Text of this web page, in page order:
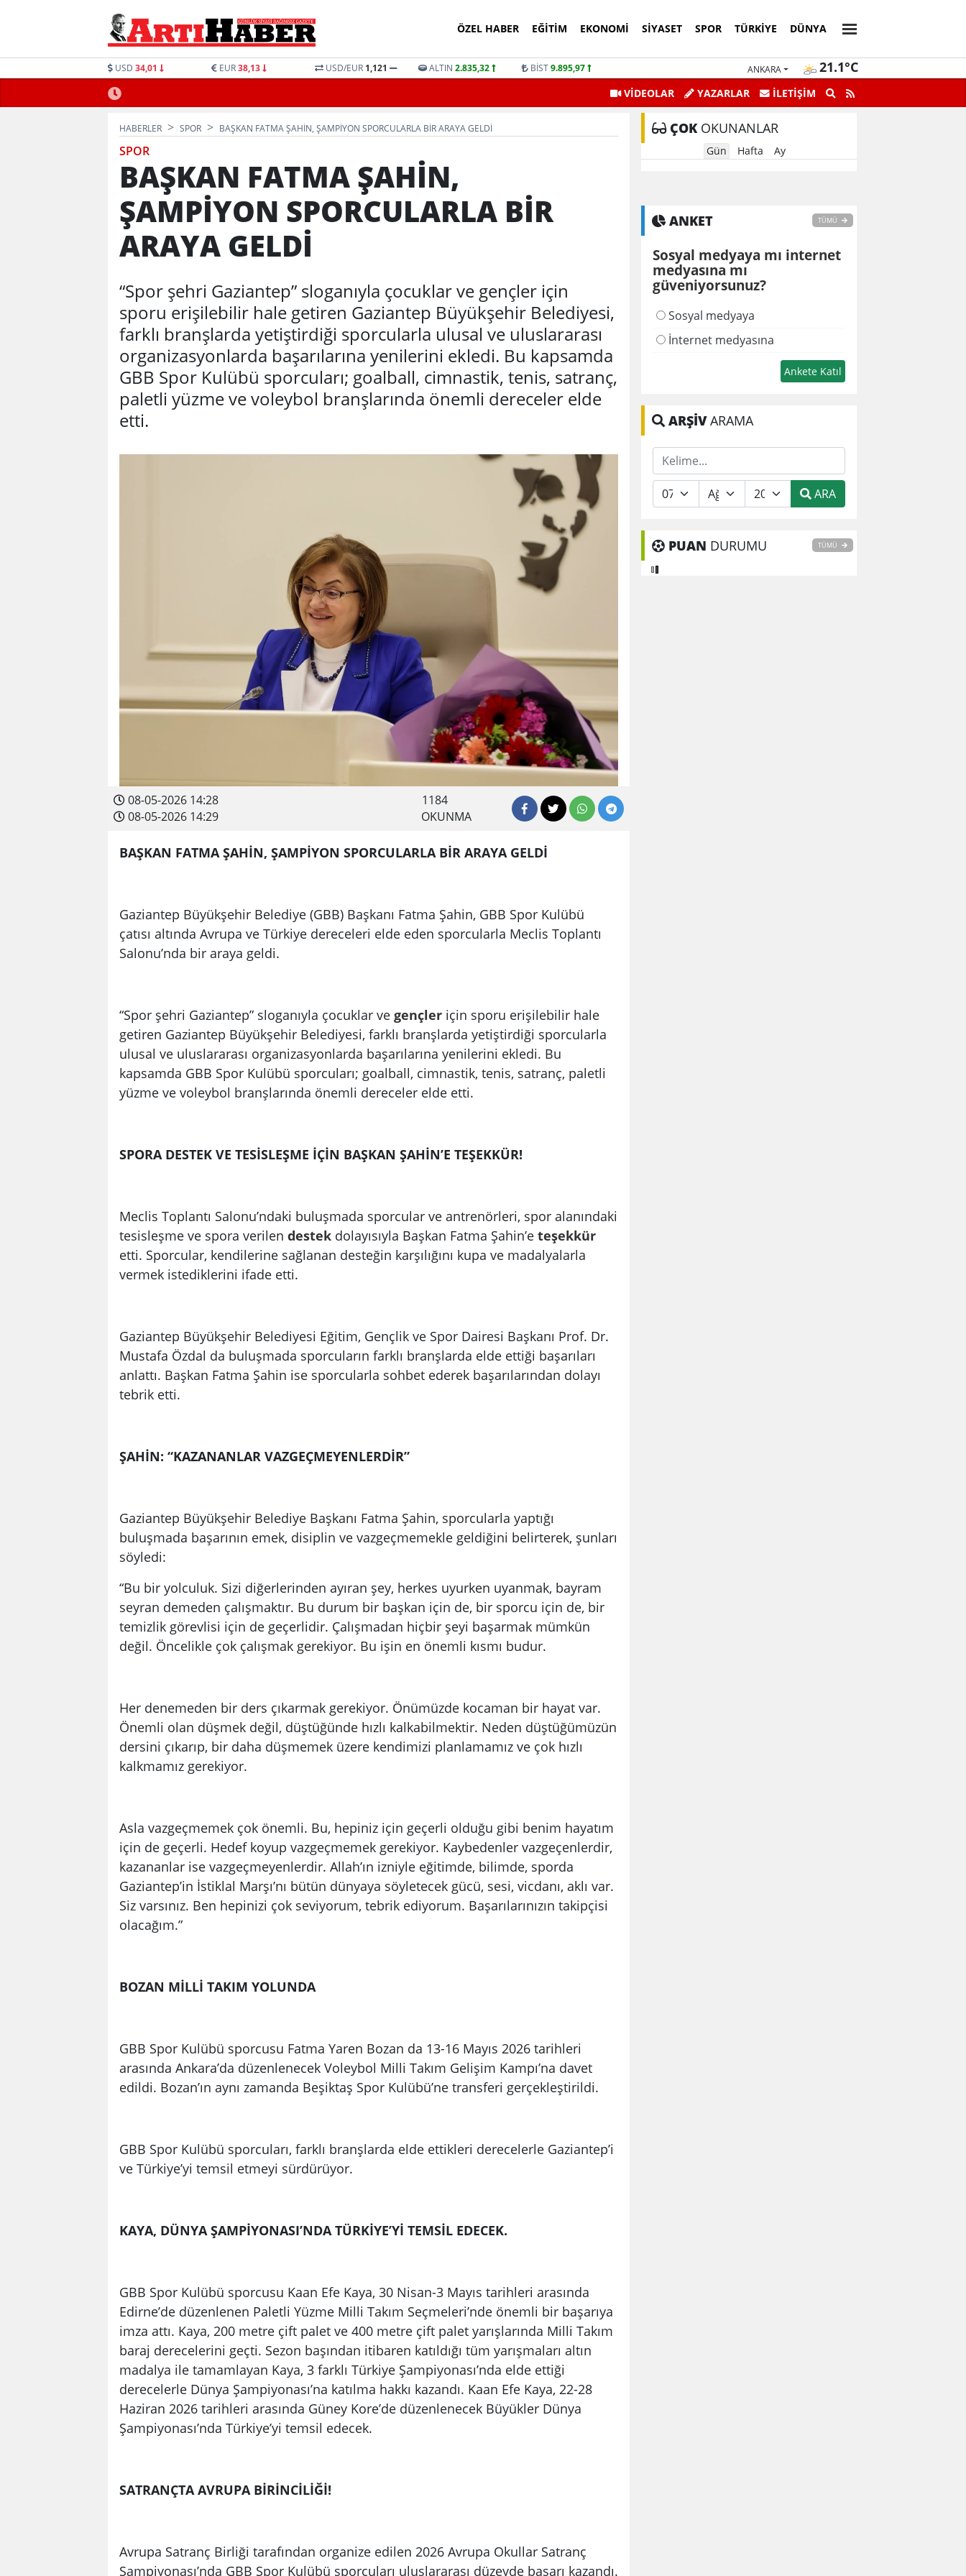
ÖZEL HABER EĞITIM EKONOMI SIYASET SPOR TÜRKIYE DÜNYA
USD 34,01 EUR38,13 USD/EUR 1,121 ALTIN 2.835,32 BİST9.895,97 ANKARA 21.1°C
VİDEOLAR YAZARLAR İLETİŞİM
HABERLER SPOR BAŞKAN FATMA ŞAHİN, ŞAMPİYON SPORCULARLA BİR ARAYA GELDİ
SPOR
BAŞKAN FATMA ŞAHİN,
ŞAMPİYON SPORCULARLA BİR
ARAYA GELDİ
“Spor şehri Gaziantep” sloganıyla çocuklar ve gençler için
sporu erişilebilir hale getiren Gaziantep Büyükşehir Belediyesi,
farklı branşlarda yetiştirdiği sporcularla ulusal ve uluslararası
organizasyonlarda başarılarına yenilerini ekledi. Bu kapsamda
GBB Spor Kulübü sporcuları; goalball, cimnastik, tenis, satranç,
paletli yüzme ve voleybol branşlarında önemli dereceler elde
etti.
08-05-2026 14:28
08-05-2026 14:29
1184
OKUNMA
BAŞKAN FATMA ŞAHİN, ŞAMPİYON SPORCULARLA BİR ARAYA GELDİ
Gaziantep Büyükşehir Belediye (GBB) Başkanı Fatma Şahin, GBB Spor Kulübü
çatısı altında Avrupa ve Türkiye dereceleri elde eden sporcularla Meclis Toplantı
Salonu’nda bir araya geldi.
“Spor şehri Gaziantep” sloganıyla çocuklar ve gençler için sporu erişilebilir hale
getiren Gaziantep Büyükşehir Belediyesi, farklı branşlarda yetiştirdiği sporcularla
ulusal ve uluslararası organizasyonlarda başarılarına yenilerini ekledi. Bu
kapsamda GBB Spor Kulübü sporcuları; goalball, cimnastik, tenis, satranç, paletli
yüzme ve voleybol branşlarında önemli dereceler elde etti.
SPORA DESTEK VE TESİSLEŞME İÇİN BAŞKAN ŞAHİN’E TEŞEKKÜR!
Meclis Toplantı Salonu’ndaki buluşmada sporcular ve antrenörleri, spor alanındaki
tesisleşme ve spora verilen destek dolayısıyla Başkan Fatma Şahin’e teşekkür
etti. Sporcular, kendilerine sağlanan desteğin karşılığını kupa ve madalyalarla
vermek istediklerini ifade etti.
Gaziantep Büyükşehir Belediyesi Eğitim, Gençlik ve Spor Dairesi Başkanı Prof. Dr.
Mustafa Özdal da buluşmada sporcuların farklı branşlarda elde ettiği başarıları
anlattı. Başkan Fatma Şahin ise sporcularla sohbet ederek başarılarından dolayı
tebrik etti.
ŞAHİN: “KAZANANLAR VAZGEÇMEYENLERDİR”
Gaziantep Büyükşehir Belediye Başkanı Fatma Şahin, sporcularla yaptığı
buluşmada başarının emek, disiplin ve vazgeçmemekle geldiğini belirterek, şunları
söyledi:
“Bu bir yolculuk. Sizi diğerlerinden ayıran şey, herkes uyurken uyanmak, bayram
seyran demeden çalışmaktır. Bu durum bir başkan için de, bir sporcu için de, bir
temizlik görevlisi için de geçerlidir. Çalışmadan hiçbir şeyi başarmak mümkün
değil. Öncelikle çok çalışmak gerekiyor. Bu işin en önemli kısmı budur.
Her denemeden bir ders çıkarmak gerekiyor. Önümüzde kocaman bir hayat var.
Önemli olan düşmek değil, düştüğünde hızlı kalkabilmektir. Neden düştüğümüzün
dersini çıkarıp, bir daha düşmemek üzere kendimizi planlamamız ve çok hızlı
kalkmamız gerekiyor.
Asla vazgeçmemek çok önemli. Bu, hepiniz için geçerli olduğu gibi benim hayatım
için de geçerli. Hedef koyup vazgeçmemek gerekiyor. Kaybedenler vazgeçenlerdir,
kazananlar ise vazgeçmeyenlerdir. Allah’ın izniyle eğitimde, bilimde, sporda
Gaziantep’in İstiklal Marşı’nı bütün dünyaya söyletecek gücü, sesi, vicdanı, aklı var.
Siz varsınız. Ben hepinizi çok seviyorum, tebrik ediyorum. Başarılarınızın takipçisi
olacağım.”
BOZAN MİLLİ TAKIM YOLUNDA
GBB Spor Kulübü sporcusu Fatma Yaren Bozan da 13-16 Mayıs 2026 tarihleri
arasında Ankara’da düzenlenecek Voleybol Milli Takım Gelişim Kampı’na davet
edildi. Bozan’ın aynı zamanda Beşiktaş Spor Kulübü’ne transferi gerçekleştirildi.
GBB Spor Kulübü sporcuları, farklı branşlarda elde ettikleri derecelerle Gaziantep’i
ve Türkiye’yi temsil etmeyi sürdürüyor.
KAYA, DÜNYA ŞAMPİYONASI’NDA TÜRKİYE’Yİ TEMSİL EDECEK.
GBB Spor Kulübü sporcusu Kaan Efe Kaya, 30 Nisan-3 Mayıs tarihleri arasında
Edirne’de düzenlenen Paletli Yüzme Milli Takım Seçmeleri’nde önemli bir başarıya
imza attı. Kaya, 200 metre çift palet ve 400 metre çift palet yarışlarında Milli Takım
baraj derecelerini geçti. Sezon başından itibaren katıldığı tüm yarışmaları altın
madalya ile tamamlayan Kaya, 3 farklı Türkiye Şampiyonası’nda elde ettiği
derecelerle Dünya Şampiyonası’na katılma hakkı kazandı. Kaan Efe Kaya, 22-28
Haziran 2026 tarihleri arasında Güney Kore’de düzenlenecek Büyükler Dünya
Şampiyonası’nda Türkiye’yi temsil edecek.
SATRANÇTA AVRUPA BİRİNCİLİĞİ!
Avrupa Satranç Birliği tarafından organize edilen 2026 Avrupa Okullar Satranç
Şampiyonası’nda GBB Spor Kulübü sporcuları uluslararası düzeyde başarı kazandı.
ÇOKOKUNANLAR
Gün Hafta Ay
ANKET TÜMÜ
Sosyal medyaya mı internet
medyasına mı
güveniyorsunuz?
Sosyal medyaya
İnternet medyasına
ARŞİVARAMA
ARA
PUAN DURUMU TÜMÜ